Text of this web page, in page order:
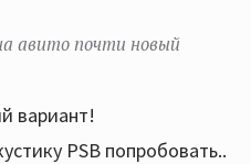
авито почти новый
вариант!
PSB попробовать..